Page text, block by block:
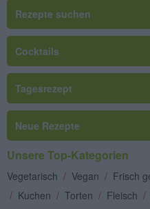
Rezepte suchen
Cocktails
Tagesrezept
Neue Rezepte
Unsere Top-Kategorien
Vegetarisch / Vegan / Frisch
/ Kuchen / Torten / Fleisch /